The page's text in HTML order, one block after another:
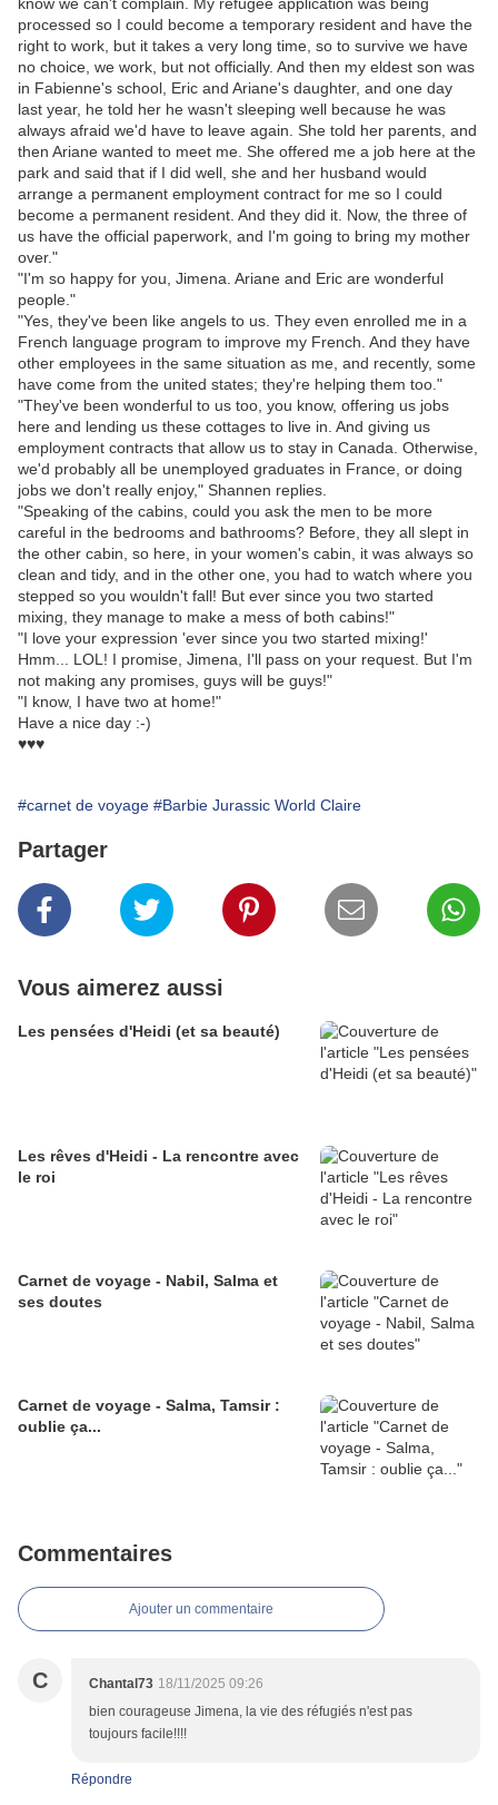
processed so I could become a temporary resident and have the
right to work, but it takes a very long time, so to survive we have
no choice, we work, but not officially. And then my eldest son was
in Fabienne's school, Eric and Ariane's daughter, and one day
last year, he told her he wasn't sleeping well because he was
always afraid we'd have to leave again. She told her parents, and
then Ariane wanted to meet me. She offered me a job here at the
park and said that if I did well, she and her husband would
arrange a permanent employment contract for me so I could
become a permanent resident. And they did it. Now, the three of
us have the official paperwork, and I'm going to bring my mother
over."
"I'm so happy for you, Jimena. Ariane and Eric are wonderful
people."
"Yes, they've been like angels to us. They even enrolled me in a
French language program to improve my French. And they have
other employees in the same situation as me, and recently, some
have come from the united states; they're helping them too."
"They've been wonderful to us too, you know, offering us jobs
here and lending us these cottages to live in. And giving us
employment contracts that allow us to stay in Canada. Otherwise,
we'd probably all be unemployed graduates in France, or doing
jobs we don't really enjoy," Shannen replies.
"Speaking of the cabins, could you ask the men to be more
careful in the bedrooms and bathrooms? Before, they all slept in
the other cabin, so here, in your women's cabin, it was always so
clean and tidy, and in the other one, you had to watch where you
stepped so you wouldn't fall! But ever since you two started
mixing, they manage to make a mess of both cabins!"
"I love your expression 'ever since you two started mixing!'
Hmm... LOL! I promise, Jimena, I'll pass on your request. But I'm
not making any promises, guys will be guys!"
"I know, I have two at home!"
Have a nice day :-)
♥♥♥
#carnet de voyage #Barbie Jurassic World Claire
Partager
Vous aimerez aussi
Les pensées d'Heidi (et sa beauté)
Les rêves d'Heidi - La rencontre avec
le roi
Carnet de voyage - Nabil, Salma et
ses doutes
Carnet de voyage - Salma, Tamsir :
oublie ça...
Commentaires
Ajouter un commentaire
C Chantal73 18/11/2025 09:26
bien courageuse Jimena, la vie des réfugiés n'est pas
toujours facile!!!!
Répondre